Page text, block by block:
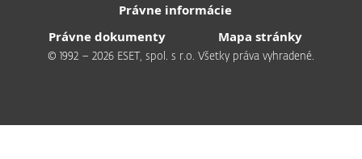
Právne informácie
Právne dokumenty
Mapa stránky
© 1992 – 2026 ESET, spol. s r.o. Všetky práva vyhradené.